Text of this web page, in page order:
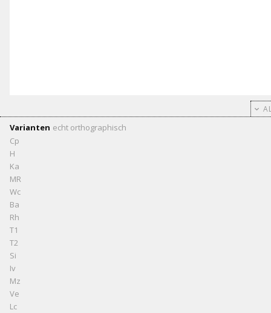
Varianten echt orthographisch
Cp
H
Ka
MR
Wc
Ba
Rh
T1
T2
Si
Iv
Mz
Ve
Lc